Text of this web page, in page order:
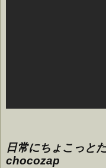
日常にちょこっと
chocozap